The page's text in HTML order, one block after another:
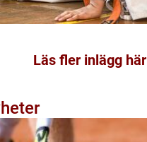
Läs fler inlägg här